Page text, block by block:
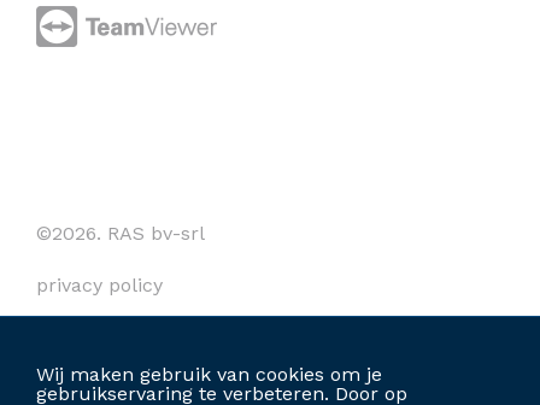
Wij maken gebruik van cookies om je
gebruikservaring te verbeteren. Door op
©2026. RAS bv-srl
privacy policy
algemene voorwaarden